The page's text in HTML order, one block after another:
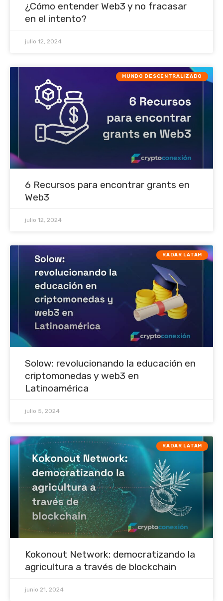
¿Cómo entender Web3 y no fracasar
en el intento?
julio 12, 2024
MUNDO DESCENTRALIZADO
6 Recursos para encontrar grants en
Web3
julio 12, 2024
RADAR LATAM
Solow: revolucionando la educación en
criptomonedas y web3 en
Latinoamérica
julio 5, 2024
RADAR LATAM
Kokonout Network: democratizando la
agricultura a través de blockchain
junio 21, 2024